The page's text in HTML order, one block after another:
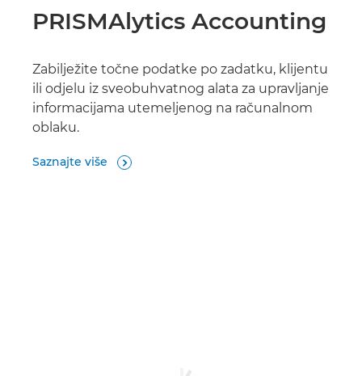
PRISMAlytics Accounting
Zabilježite točne podatke po zadatku, klijentu
ili odjelu iz sveobuhvatnog alata za upravljanje
informacijama utemeljenog na računalnom
oblaku.
Saznajte više 